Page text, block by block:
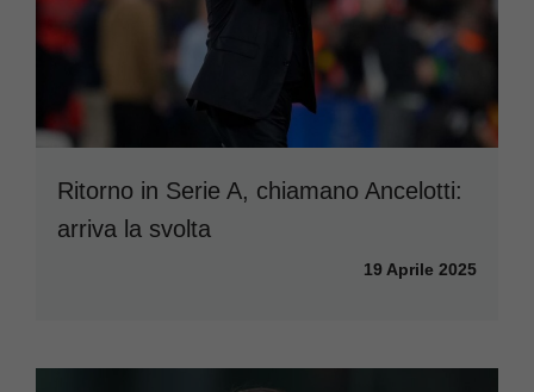
Ritorno in Serie A, chiamano Ancelotti:
arriva la svolta
19 Aprile 2025